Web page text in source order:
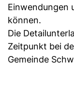
Einwendungen
können.
Die
Zeitpunkt bei
Gemeinde